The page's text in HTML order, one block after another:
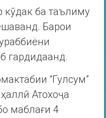
кӯдак ба таълиму
Барои
гардидаанд.
“Гулсум”
Атохоҷа
маблағи 4